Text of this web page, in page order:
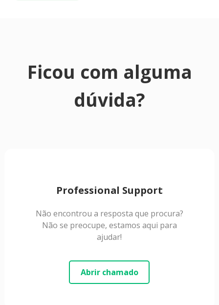
Ficou com alguma
dúvida?
Professional Support
Não encontrou a resposta que procura?
Não se preocupe, estamos aqui para
ajudar!
Abrir chamado